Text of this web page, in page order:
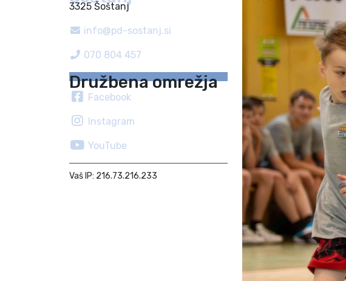
3325 Šoštanj
info@pd-sostanj.si
070 804 457
Družbena omrežja
Facebook
Instagram
YouTube
Vaš IP: 216.73.216.233